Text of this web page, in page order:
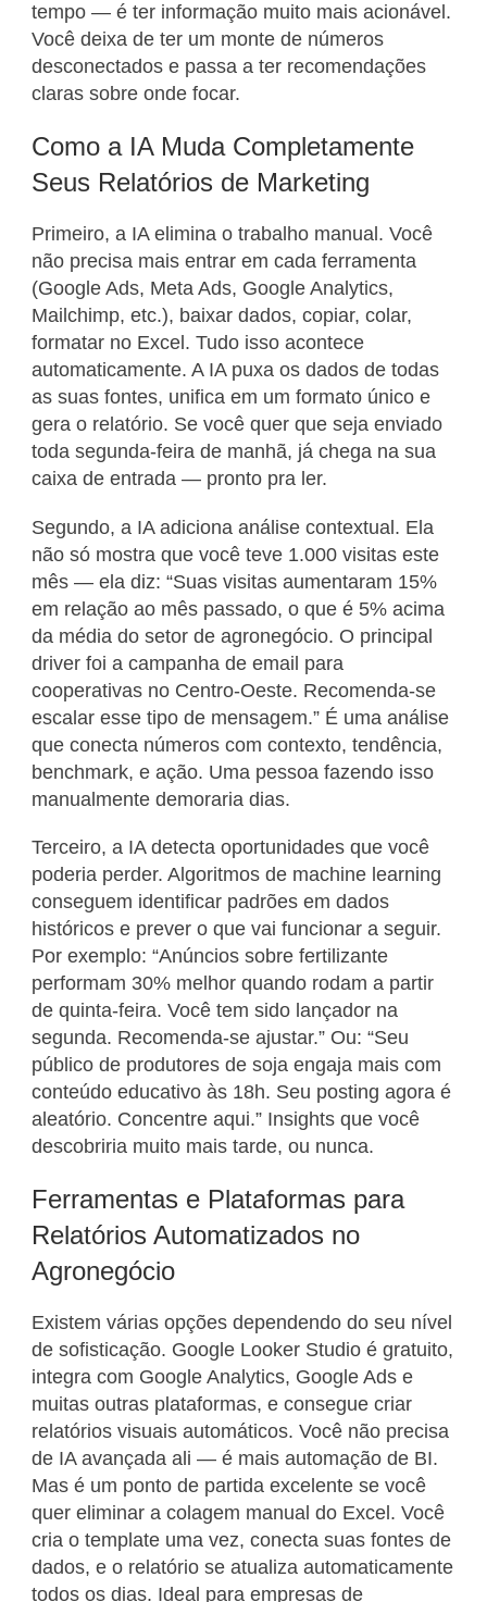
tempo — é ter informação muito mais acionável.
Você deixa de ter um monte de números
desconectados e passa a ter recomendações
claras sobre onde focar.
Como a IA Muda Completamente
Seus Relatórios de Marketing
Primeiro, a IA elimina o trabalho manual. Você
não precisa mais entrar em cada ferramenta
(Google Ads, Meta Ads, Google Analytics,
Mailchimp, etc.), baixar dados, copiar, colar,
formatar no Excel. Tudo isso acontece
automaticamente. A IA puxa os dados de todas
as suas fontes, unifica em um formato único e
gera o relatório. Se você quer que seja enviado
toda segunda-feira de manhã, já chega na sua
caixa de entrada — pronto pra ler.
Segundo, a IA adiciona análise contextual. Ela
não só mostra que você teve 1.000 visitas este
mês — ela diz: “Suas visitas aumentaram 15%
em relação ao mês passado, o que é 5% acima
da média do setor de agronegócio. O principal
driver foi a campanha de email para
cooperativas no Centro-Oeste. Recomenda-se
escalar esse tipo de mensagem.” É uma análise
que conecta números com contexto, tendência,
benchmark, e ação. Uma pessoa fazendo isso
manualmente demoraria dias.
Terceiro, a IA detecta oportunidades que você
poderia perder. Algoritmos de machine learning
conseguem identificar padrões em dados
históricos e prever o que vai funcionar a seguir.
Por exemplo: “Anúncios sobre fertilizante
performam 30% melhor quando rodam a partir
de quinta-feira. Você tem sido lançador na
segunda. Recomenda-se ajustar.” Ou: “Seu
público de produtores de soja engaja mais com
conteúdo educativo às 18h. Seu posting agora é
aleatório. Concentre aqui.” Insights que você
descobriria muito mais tarde, ou nunca.
Ferramentas e Plataformas para
Relatórios Automatizados no
Agronegócio
Existem várias opções dependendo do seu nível
de sofisticação. Google Looker Studio é gratuito,
integra com Google Analytics, Google Ads e
muitas outras plataformas, e consegue criar
relatórios visuais automáticos. Você não precisa
de IA avançada ali — é mais automação de BI.
Mas é um ponto de partida excelente se você
quer eliminar a colagem manual do Excel. Você
cria o template uma vez, conecta suas fontes de
dados, e o relatório se atualiza automaticamente
todos os dias. Ideal para empresas de